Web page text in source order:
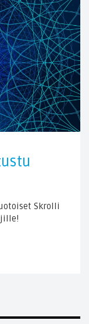
Skrolli